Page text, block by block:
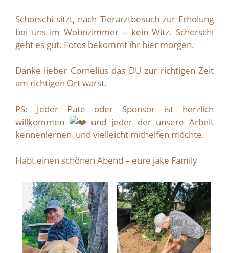
Schorschi sitzt, nach Tierarztbesuch zur Erholung
bei uns im Wohnzimmer – kein Witz. Schorschi
geht es gut. Fotos bekommt ihr hier morgen.
Danke lieber Cornelius das DU zur richtigen Zeit
am richtigen Ort warst.
PS: Jeder Pate oder Sponsor ist herzlich
willkommen
und jeder der unsere Arbeit
kennenlernen und vielleicht mithelfen möchte.
Habt einen schönen Abend – eure jake Family